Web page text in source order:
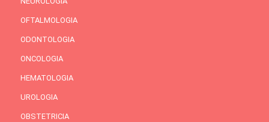
OFTALMOLOGIA
ODONTOLOGIA
ONCOLOGIA
HEMATOLOGIA
UROLOGIA
OBSTETRICIA